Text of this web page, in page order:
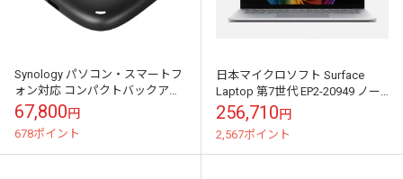
Synology パソコン・スマートフ
ォン対応 コンパクトバックアッ
プハブ BeeDrive 2TB｜BDS70-2T
67,800円
678ポイント
日本マイクロソフト Surface
Laptop 第7世代 EP2-20949 ノー
トパソコン プラチナ｜EP2-
20949【注文...
256,710円
2,567ポイント